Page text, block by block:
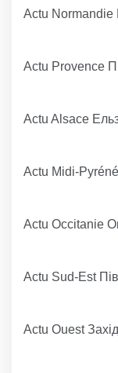
Actu Normandie
Actu Provence
Actu Alsace
Actu Midi-
Actu Occitanie
Actu Sud-Est
Actu Ouest Захід